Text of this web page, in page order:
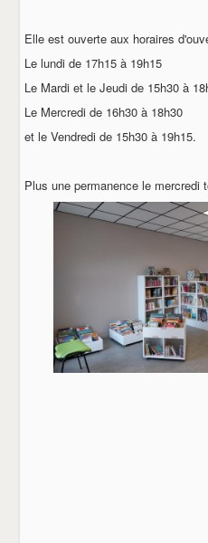
LE GOUGEON CARANTILLAIS
LA SOCIETE DE CHASSE
LA PATRIOTE
L'ETRIER
LE CERCLE DE L'AMITIE
AUX CIDRES ETC
CARTE D'IDENTITE
PASSEPORT
NOUVEAUX HABITANTS
RECENSEMENT MILITAIRE
UN PEU D'HISTOIRE
VOS ELUS
BIBLIOTHEQUE
CONTACT
Elle est ouverte aux horaires
Le lundi de 17h15 à 19h15
Le Mardi et le Jeudi de 15h30 à
Le Mercredi de 16h30 à 18h30
et le Vendredi de 15h30 à 19h15.
Plus une permanence le mercredi